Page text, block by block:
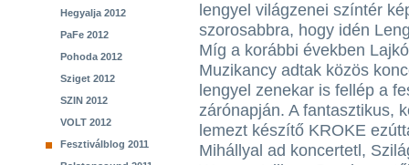
Hegyalja 2012
PaFe 2012
Pohoda 2012
Sziget 2012
SZIN 2012
VOLT 2012
Fesztiválblog 2011
lengyel világzenei színtér
szorosabbra, hogy idén
Míg a korábbi években
Muzikancy adtak közös
lengyel zenekar is fellép a
zárónapján. A fantasztikus,
lemezt készítő KROKE
Mihállyal ad koncertetl,